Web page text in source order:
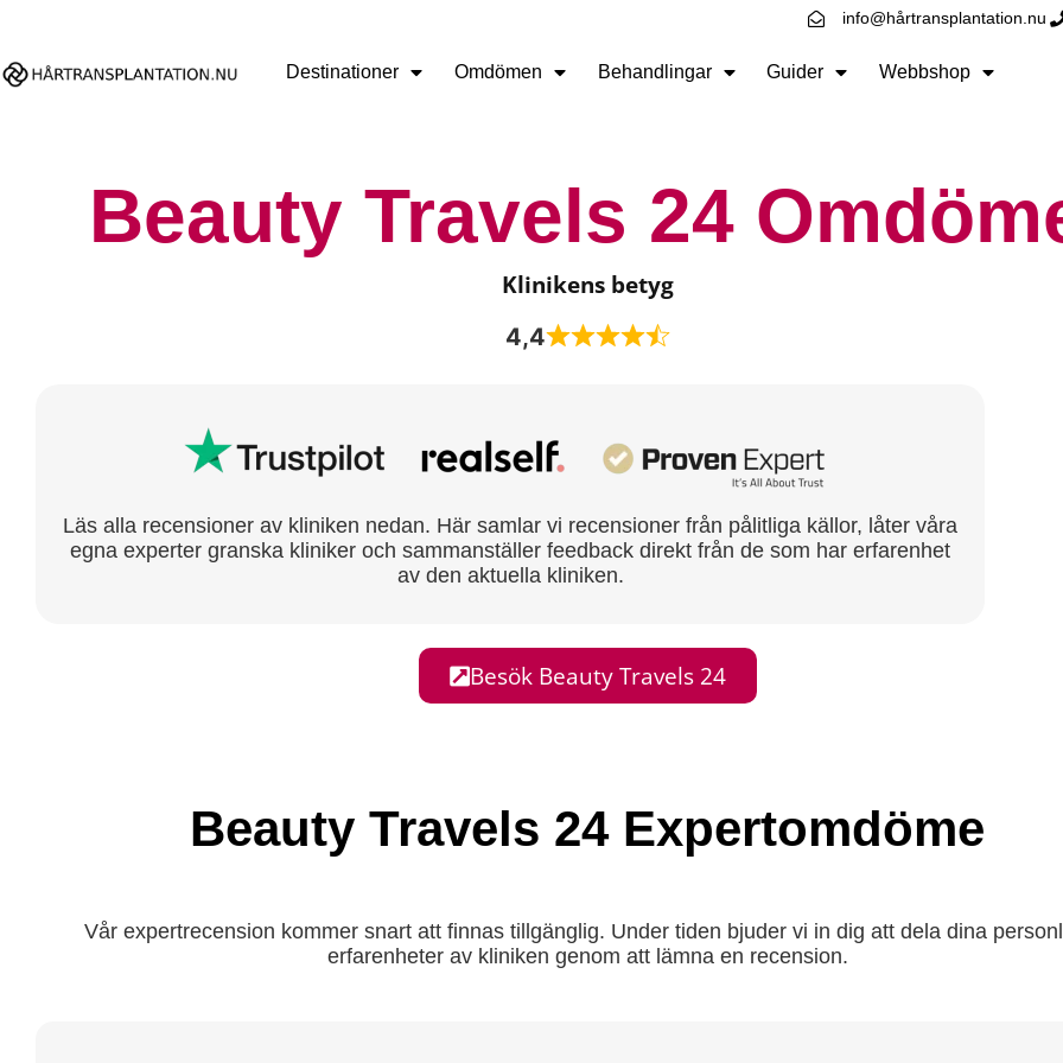
info@hårtransplantation.nu
Destinationer Omdömen Behandlingar Guider Webbshop
Beauty Travels 24
Klinikens betyg
4,4
Läs alla recensioner av kliniken nedan. Här samlar vi recensioner från pålitliga källor, låter våra
egna experter granska kliniker och sammanställer feedback direkt från de som har erfarenhet
av den aktuella kliniken.
Besök Beauty Travels 24
Beauty Travels 24 Expertomdöme
Vår expertrecension kommer snart att finnas tillgänglig. Under tiden bjuder vi in dig att dela dina
erfarenheter av kliniken genom att lämna en recension.